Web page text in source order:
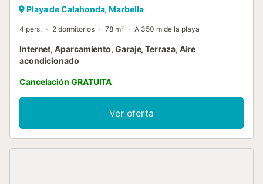
Playa de Calahonda, Marbella
4 pers. 2 dormitorios 78 m² A 350 m de la playa
Internet, Aparcamiento, Garaje, Terraza, Aire
acondicionado
Cancelación GRATUITA
Ver oferta